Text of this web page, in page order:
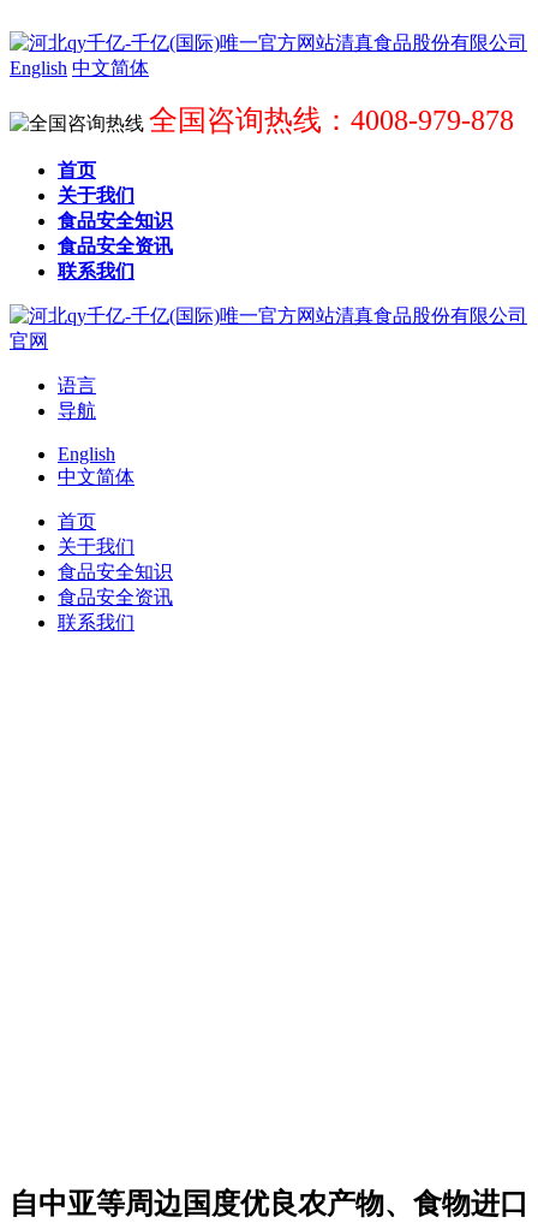
English 中文简体
全国咨询热线：4008-979-878
首页
关于我们
食品安全知识
食品安全资讯
联系我们
语言
导航
English
中文简体
首页
关于我们
食品安全知识
食品安全资讯
联系我们
自中亚等周边国度优良农产物、食物进口